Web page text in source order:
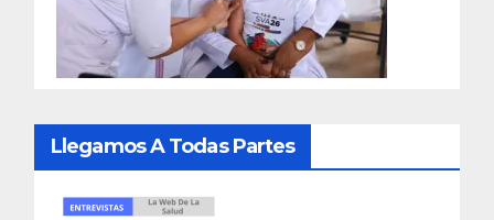
Llegamos A Todas Partes